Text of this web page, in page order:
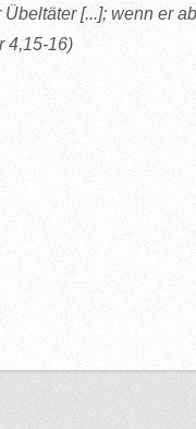
[...]; wenn er
4,15-16)